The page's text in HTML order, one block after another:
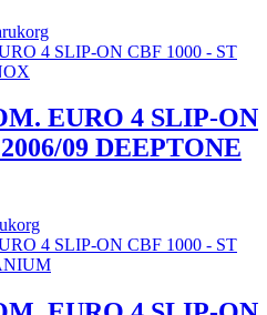
EURO 4 SLIP-ON
09 DEEPTONE